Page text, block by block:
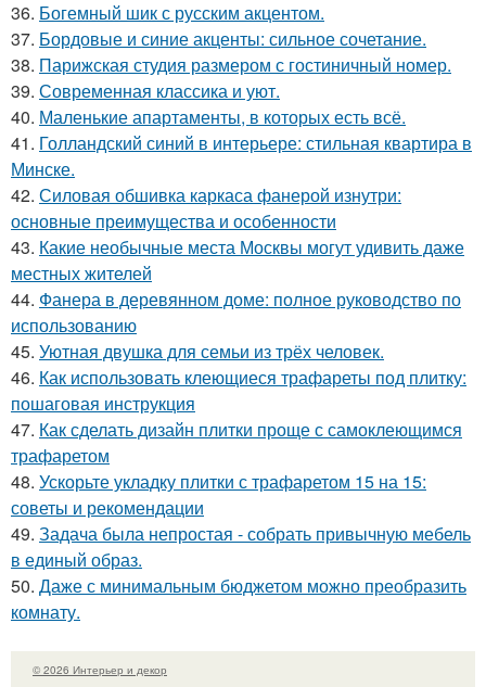
36. Богемный шик с русским акцентом.
37. Бордовые и синие акценты: сильное сочетание.
38. Парижская студия размером с гостиничный номер.
39. Современная классика и уют.
40. Маленькие апартаменты, в которых есть всё.
41. Голландский синий в интерьере: стильная квартира в
Минске.
42. Силовая обшивка каркаса фанерой изнутри:
основные преимущества и особенности
43. Какие необычные места Москвы могут удивить даже
местных жителей
44. Фанера в деревянном доме: полное руководство по
использованию
45. Уютная двушка для семьи из трёх человек.
46. Как использовать клеющиеся трафареты под плитку:
пошаговая инструкция
47. Как сделать дизайн плитки проще с самоклеющимся
трафаретом
48. Ускорьте укладку плитки с трафаретом 15 на 15:
советы и рекомендации
49. Задача была непростая - собрать привычную мебель
в единый образ.
50. Даже с минимальным бюджетом можно преобразить
комнату.
© 2026 Интерьер и декор